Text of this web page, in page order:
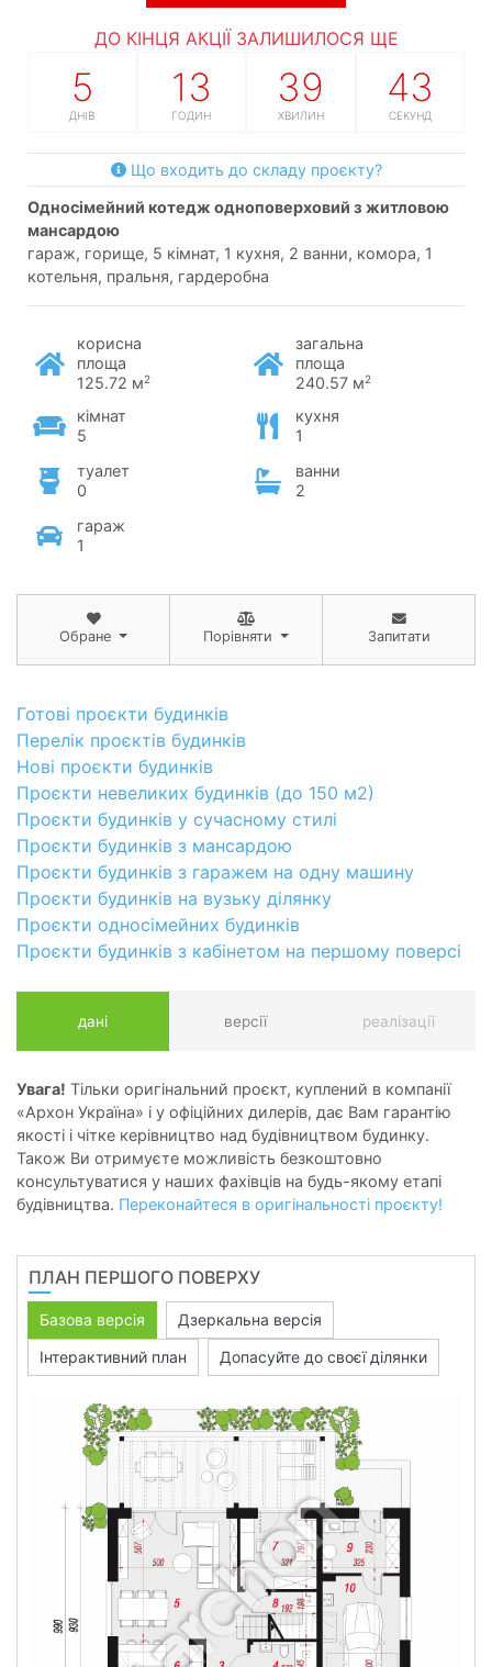
ДО КІНЦЯ АКЦІЇ ЗАЛИШИЛОСЯ ЩЕ
5
ДНІВ
13
ГОДИН
39
ХВИЛИН
42
СЕКУНД
Що входить до складу проєкту?
односімейний котедж одноповерховий з житловою
мансардою
гараж, горище, 5 кімнат, 1 кухня, 2 ванни, комора, 1
котельня, пральня, гардеробна
корисна
площа
125.72 м2
загальна
площа
240.57 м2
кімнат
5
кухня
1
туалет
0
ванни
2
гараж
1
Обране Порівняти Запитати
Готові проєкти будинків
Перелік проєктів будинків
Нові проєкти будинків
Проєкти невеликих будинків (до 150 м2)
Проєкти будинків у сучасному стилі
Проєкти будинків з мансардою
Проєкти будинків з гаражем на одну машину
Проєкти будинків на вузьку ділянку
Проєкти односімейних будинків
Проєкти будинків з кабінетом на першому поверсі
дані версії реалізації
Увага! Тільки оригінальний проєкт, куплений в компанії
«Архон Україна» і у офіційних дилерів, дає Вам гарантію
якості і чітке керівництво над будівництвом будинку.
Також Ви отримуєте можливість безкоштовно
консультуватися у наших фахівців на будь-якому етапі
будівництва. Переконайтеся в оригінальності проєкту!
ПЛАН ПЕРШОГО ПОВЕРХУ
Базова версія
Дзеркальна версія
Інтерактивний план
Допасуйте до своєї ділянки